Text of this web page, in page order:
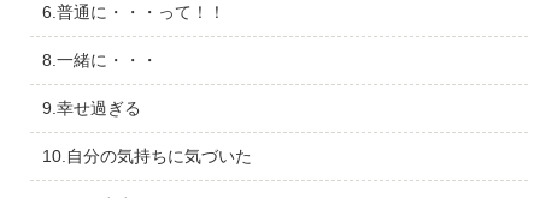
6.普通に・・・って！！
8.一緒に・・・
9.幸せ過ぎる
10.自分の気持ちに気づいた